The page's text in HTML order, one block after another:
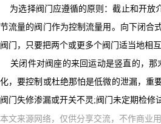
为选择阀门应遵循的原则：截止和开放
节流量的阀门作为控制流量用。向下闭合
阀门，只要把两个或更多个阀门适当地相
关闭件对阀座的来回运动是竖直的，
化，要控制或杜绝那怕是低微的泄漏，重
阀门失修渗漏或开关不灵;阀门未定期检
本文来源网络，仅供分享交流，不作商业